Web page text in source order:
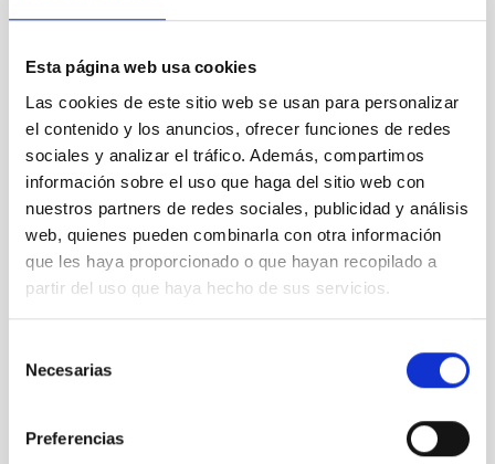
Esta página web usa cookies
Las cookies de este sitio web se usan para personalizar
el contenido y los anuncios, ofrecer funciones de redes
sociales y analizar el tráfico. Además, compartimos
información sobre el uso que haga del sitio web con
nuestros partners de redes sociales, publicidad y análisis
web, quienes pueden combinarla con otra información
que les haya proporcionado o que hayan recopilado a
partir del uso que haya hecho de sus servicios.
Necesarias
Preferencias
It may interest you